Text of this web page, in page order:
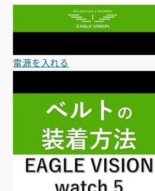
電源を入れる